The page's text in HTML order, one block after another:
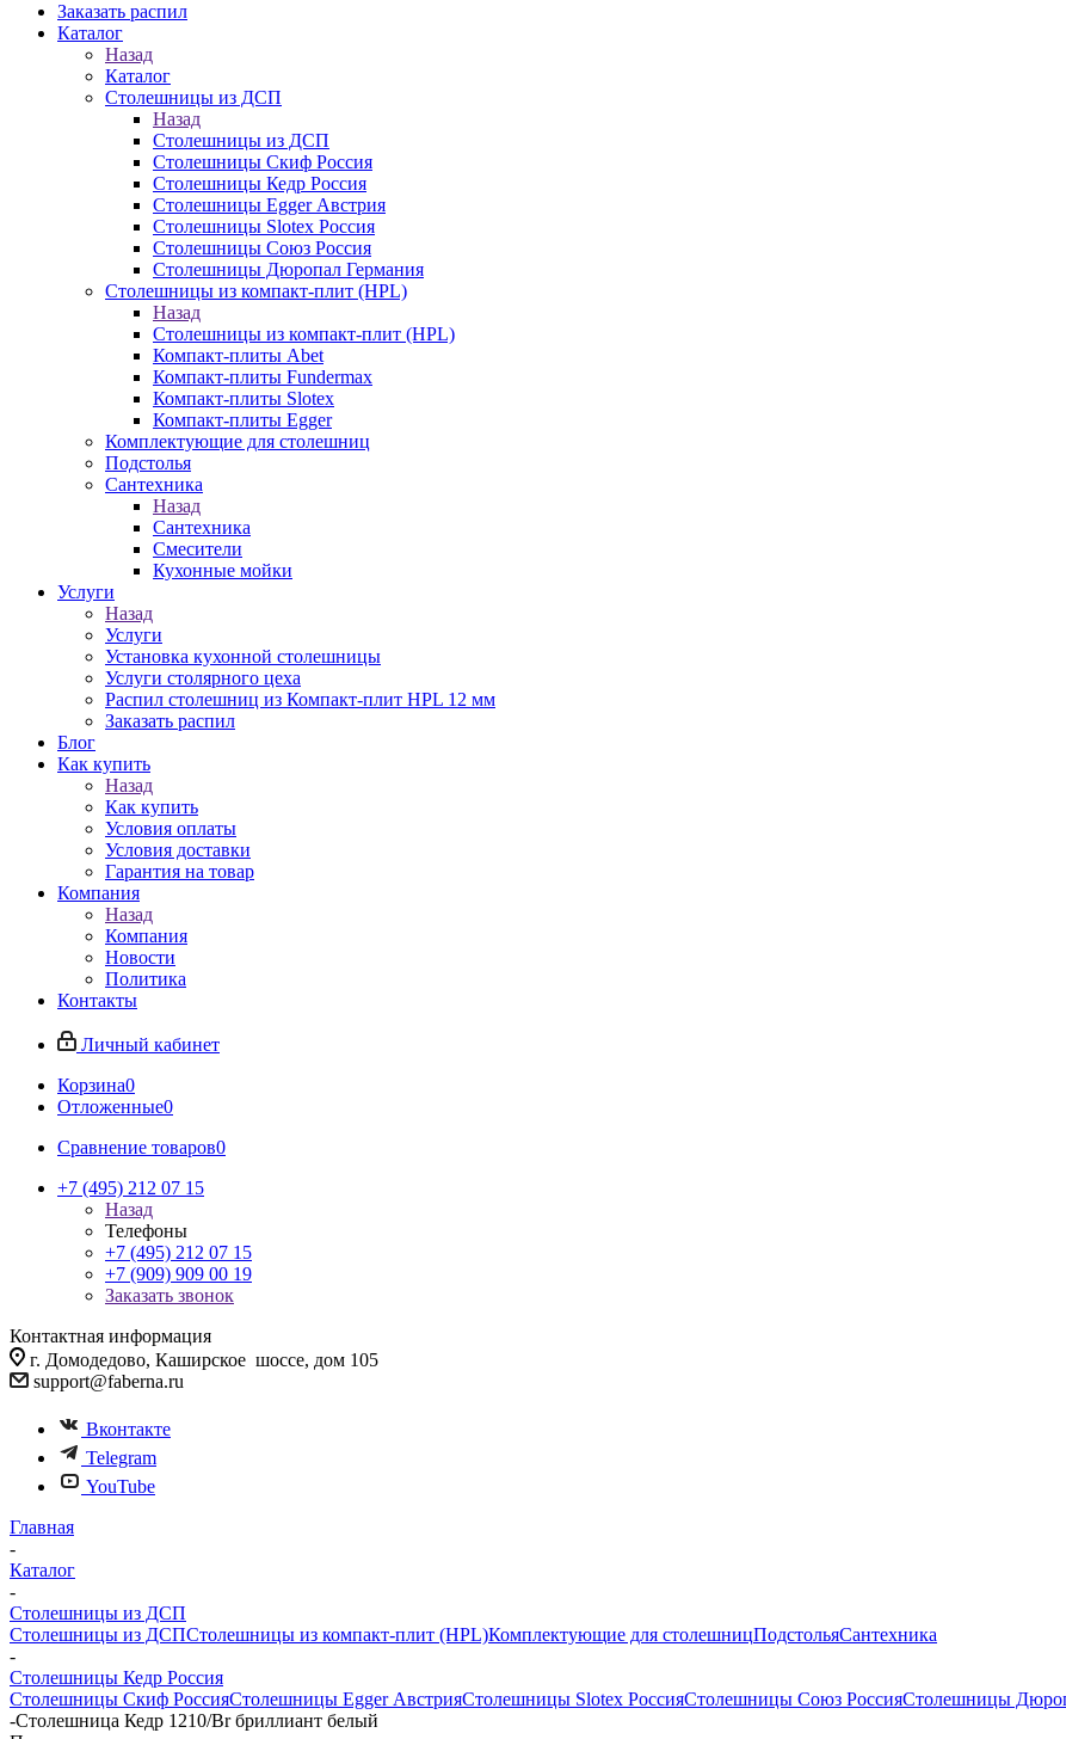
Заказать распил
Каталог
Назад
Каталог
Столешницы из ДСП
Назад
Столешницы из ДСП
Столешницы Скиф Россия
Столешницы Кедр Россия
Столешницы Egger Австрия
Столешницы Slotex Россия
Столешницы Союз Россия
Столешницы Дюропал Германия
Столешницы из компакт-плит (HPL)
Назад
Столешницы из компакт-плит (HPL)
Компакт-плиты Abet
Компакт-плиты Fundermax
Компакт-плиты Slotex
Компакт-плиты Egger
Комплектующие для столешниц
Подстолья
Сантехника
Назад
Сантехника
Смесители
Кухонные мойки
Услуги
Назад
Услуги
Установка кухонной столешницы
Услуги столярного цеха
Распил столешниц из Компакт-плит HPL 12 мм
Заказать распил
Блог
Как купить
Назад
Как купить
Условия оплаты
Условия доставки
Гарантия на товар
Компания
Назад
Компания
Новости
Политика
Контакты
Личный кабинет
Корзина0
Отложенные0
Сравнение товаров0
+7 (495) 212 07 15
Назад
Телефоны
+7 (495) 212 07 15
+7 (909) 909 00 19
Заказать звонок
Контактная информация
г. Домодедово, Каширское шоссе, дом 105
support@faberna.ru
Вконтакте
Telegram
YouTube
Главная
-
Каталог
-
Столешницы из ДСП
Столешницы из ДСПСтолешницы из компакт-плит (HPL)Комплектующие для столешницПодстольяСантехника
-
Столешницы Кедр Россия
Столешницы Скиф РоссияСтолешницы Egger АвстрияСтолешницы Slotex РоссияСтолешницы Союз РоссияСтолешницы
-Столешница Кедр 1210/Br бриллиант белый